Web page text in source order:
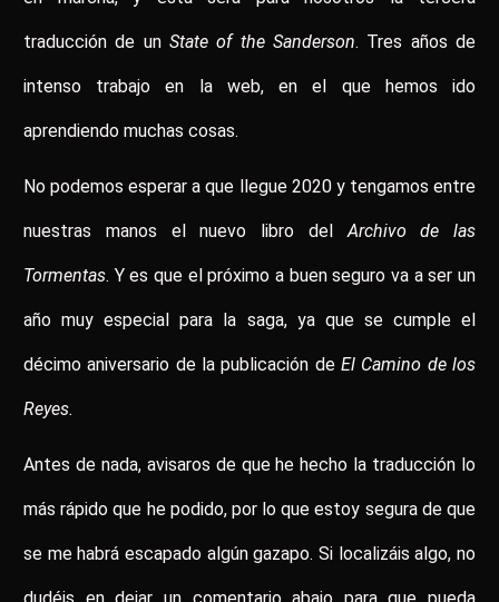
traducción de un State of the Sanderson. Tres años de
intenso trabajo en la web, en el que hemos ido
aprendiendo muchas cosas.
No podemos esperar a que llegue 2020 y tengamos entre
nuestras manos el nuevo libro delArchivo de las
Tormentas. Y es que el próximo a buen seguro va a ser un
año muy especial para la saga, ya que se cumple el
décimo aniversario de la publicación de El Camino de los
Reyes.
Antes de nada, avisaros de que he hecho la traducción lo
más rápido que he podido, por lo que estoy segura de que
se me habrá escapado algún gazapo. Si localizáis algo, no